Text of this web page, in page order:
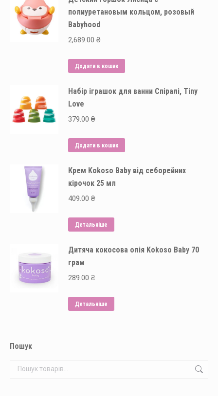
полиуретановым кольцом, розовый
Babyhood
2,689.00 ₴
Додати в кошик
Набір іграшок для ванни Спіралі, Tiny
Love
379.00 ₴
Додати в кошик
Крем Kokoso Baby від себорейних
кірочок 25 мл
409.00 ₴
Детальніше
Дитяча кокосова олія Kokoso Baby 70
грам
289.00 ₴
Детальніше
Пошук